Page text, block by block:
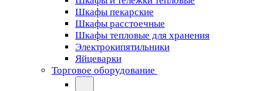
Шкафы пекарские
Шкафы расстоечные
Шкафы тепловые для хранения
Электрокипятильники
Яйцеварки
Торговое оборудование